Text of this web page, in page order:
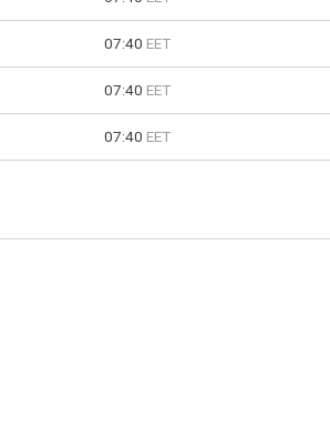
07:40 EET
07:40 EET
07:40 EET